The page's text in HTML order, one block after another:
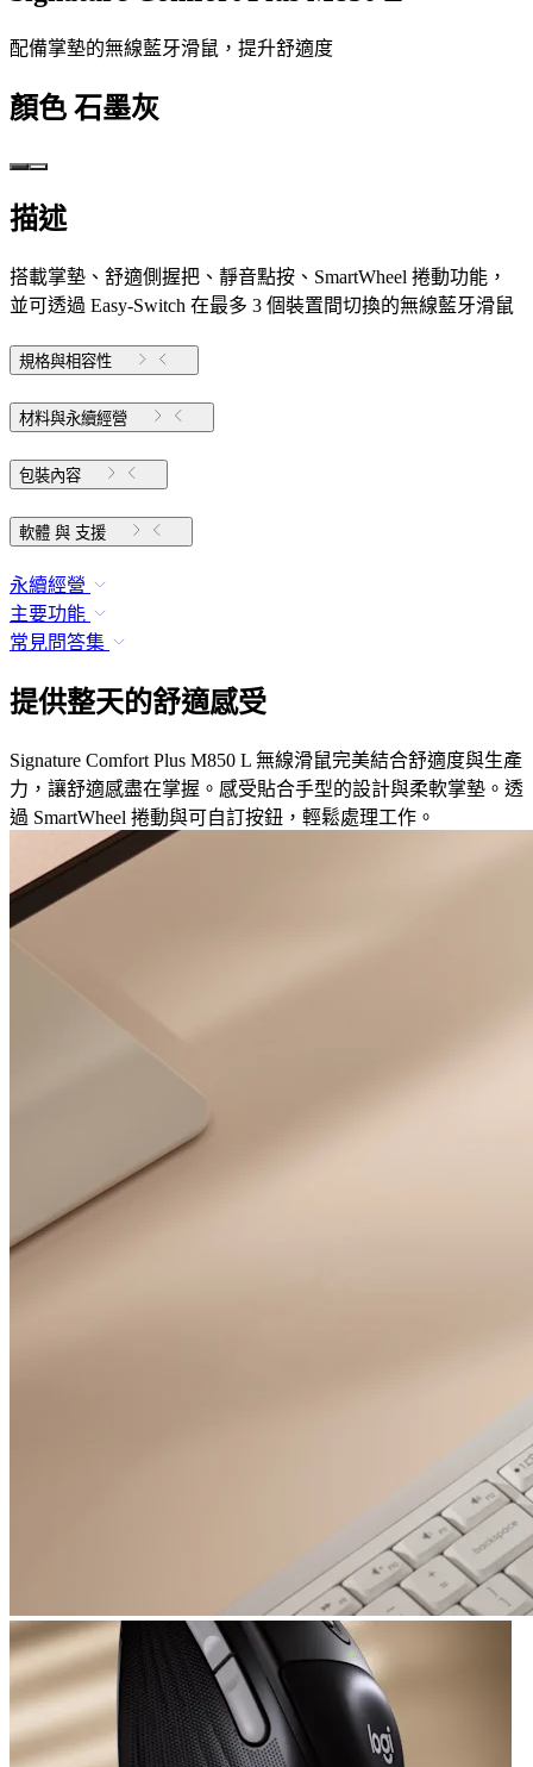
配備掌墊的無線藍牙滑鼠，提升舒適度
顏色 石墨灰
描述
搭載掌墊、舒適側握把、靜音點按、SmartWheel 捲動功能，
並可透過 Easy-Switch 在最多 3 個裝置間切換的無線藍牙滑鼠
規格與相容性
材料與永續經營
包裝內容
軟體 與 支援
永續經營
主要功能
常見問答集
提供整天的舒適感受
Signature Comfort Plus M850 L 無線滑鼠完美結合舒適度與生產
力，讓舒適感盡在掌握。感受貼合手型的設計與柔軟掌墊。透
過 SmartWheel 捲動與可自訂按鈕，輕鬆處理工作。